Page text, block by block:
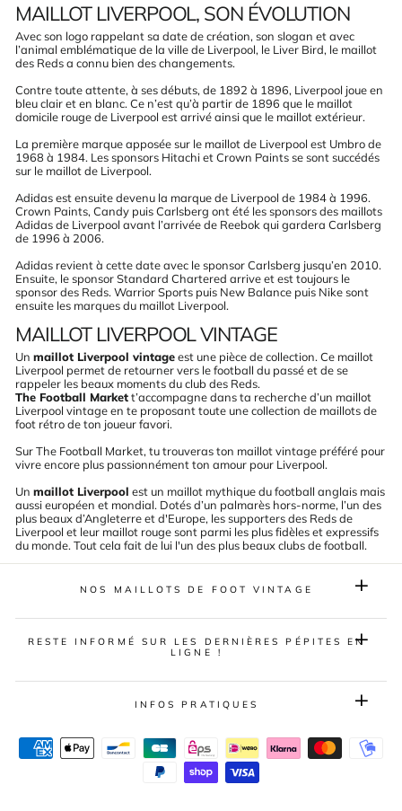
MAILLOT LIVERPOOL, SON ÉVOLUTION
Avec son logo rappelant sa date de création, son slogan et avec
l’animal emblématique de la ville de Liverpool, le Liver Bird, le maillot
des Reds a connu bien des changements.
Contre toute attente, à ses débuts, de 1892 à 1896, Liverpool joue en
bleu clair et en blanc. Ce n’est qu’à partir de 1896 que le maillot
domicile rouge de Liverpool est arrivé ainsi que le maillot extérieur.
La première marque apposée sur le maillot de Liverpool est Umbro de
1968 à 1984. Les sponsors Hitachi et Crown Paints se sont succédés
sur le maillot de Liverpool.
Adidas est ensuite devenu la marque de Liverpool de 1984 à 1996.
Crown Paints, Candy puis Carlsberg ont été les sponsors des maillots
Adidas de Liverpool avant l’arrivée de Reebok qui gardera Carlsberg
de 1996 à 2006.
Adidas revient à cette date avec le sponsor Carlsberg jusqu’en 2010.
Ensuite, le sponsor Standard Chartered arrive et est toujours le
sponsor des Reds. Warrior Sports puis New Balance puis Nike sont
ensuite les marques du maillot Liverpool.
MAILLOT LIVERPOOL VINTAGE
Un maillot Liverpool vintageest une pièce de collection. Ce maillot
Liverpool permet de retourner vers le football du passé et de se
rappeler les beaux moments du club des Reds.
The Football Markett’accompagne dans ta recherche d’un maillot
Liverpool vintage en te proposant toute une collection de maillots de
foot rétro de ton joueur favori.
Sur The Football Market, tu trouveras ton maillot vintage préféré pour
vivre encore plus passionnément ton amour pour Liverpool.
Un maillot Liverpool est un maillot mythique du football anglais mais
aussi européen et mondial. Dotés d’un palmarès hors-norme, l’un des
plus beaux d’Angleterre et d'Europe, les supporters des Reds de
Liverpool et leur maillot rouge sont parmi les plus fidèles et expressifs
du monde.Tout cela fait de lui l'un des plus beaux clubs de football.
NOS MAILLOTS DE FOOT VINTAGE
RESTE INFORMÉ SUR LES DERNIÈRES PÉPITES EN
LIGNE !
INFOS PRATIQUES